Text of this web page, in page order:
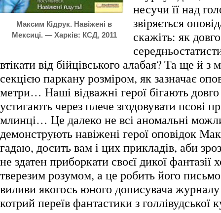
Максим Кідрук. Навіжені в
Мексиці. — Харків: КСД, 2011
несучи її над
звіряється
скажіть: як довго
втікати від бійцівського алабая? Та ще й з
секцією паркану розміром, як зазначає
метри… Наші відважні герої бігають
устигають через плече згодовувати псові
млинці… Це далеко не всі аномальні
демонструють навіжені герої оповідок
гадаю, досить вам і цих прикладів, аби
не здатен приборкати своєї дикої фантазії
тверезим розумом, а це робить його
виливи якогось юного дописувача
котрий переїв фантастики з голлівудської